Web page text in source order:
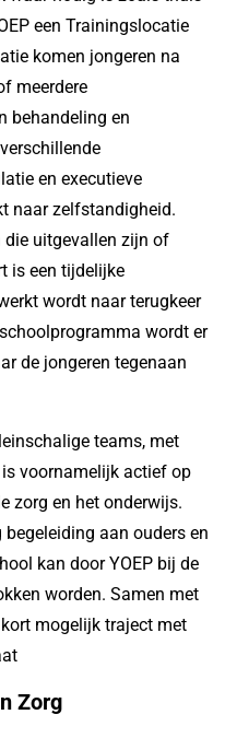
een Trainingslocatie
komen jongeren na
meerdere
behandeling en
en executieve
naar zelfstandigheid.
die uitgevallen zijn of
is een tijdelijke
wordt naar terugkeer
wordt er
de jongeren tegenaan
teams, met
is voornamelijk actief op
zorg en het onderwijs.
aan ouders en
kan door YOEP bij de
worden. Samen met
mogelijk traject met
Zorg